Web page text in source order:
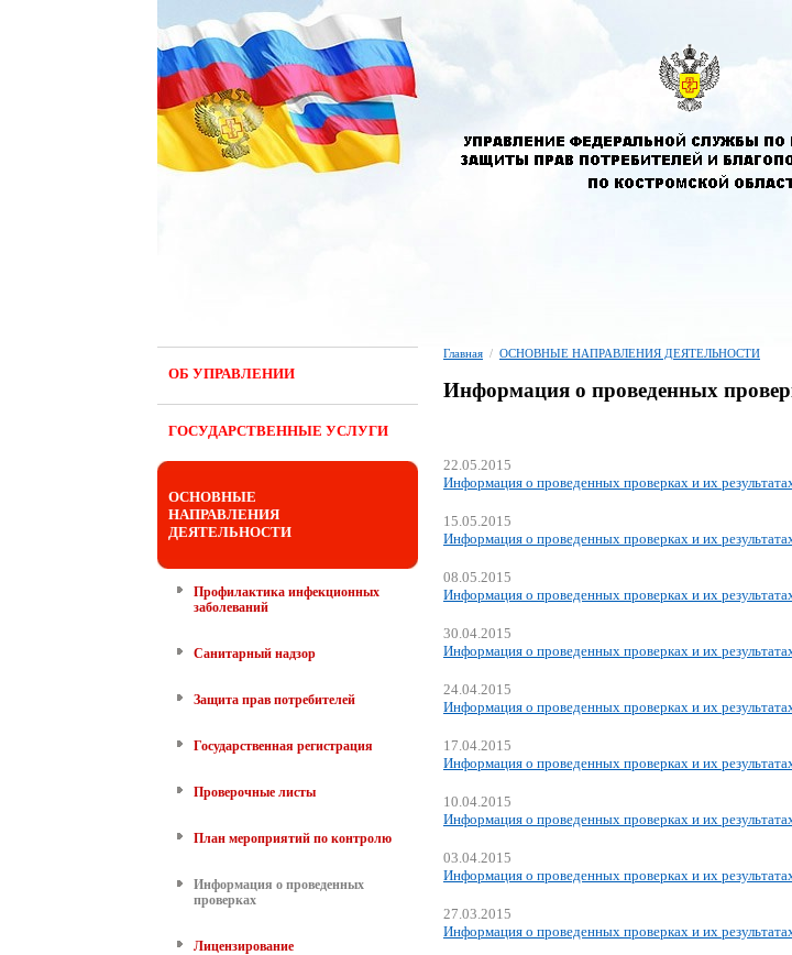
ОБ УПРАВЛЕНИИ
ГОСУДАРСТВЕННЫЕ УСЛУГИ
ОСНОВНЫЕ
НАПРАВЛЕНИЯ
ДЕЯТЕЛЬНОСТИ
Профилактика инфекционных
заболеваний
Санитарный надзор
Защита прав потребителей
Государственная регистрация
Проверочные листы
План мероприятий по контролю
Информация о проведенных
проверках
Лицензирование
Главная / ОСНОВНЫЕ НАПРАВЛЕНИЯ ДЕЯТЕЛЬНОСТИ
Информация о проведенных
22.05.2015
Информация о проведенных проверках и их
15.05.2015
Информация о проведенных проверках и их
08.05.2015
Информация о проведенных проверках и их
30.04.2015
Информация о проведенных проверках и их
24.04.2015
Информация о проведенных проверках и их
17.04.2015
Информация о проведенных проверках и их
10.04.2015
Информация о проведенных проверках и их
03.04.2015
Информация о проведенных проверках и их
27.03.2015
Информация о проведенных проверках и их